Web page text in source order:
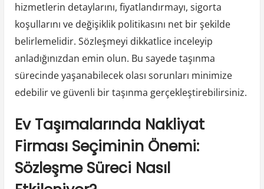
hizmetlerin detaylarını, fiyatlandırmayı, sigorta
koşullarını ve değişiklik politikasını net bir şekilde
belirlemelidir. Sözleşmeyi dikkatlice inceleyip
anladığınızdan emin olun. Bu sayede taşınma
sürecinde yaşanabilecek olası sorunları minimize
edebilir ve güvenli bir taşınma gerçekleştirebilirsiniz.
Ev Taşımalarında Nakliyat
Firması Seçiminin Önemi:
Sözleşme Süreci Nasıl